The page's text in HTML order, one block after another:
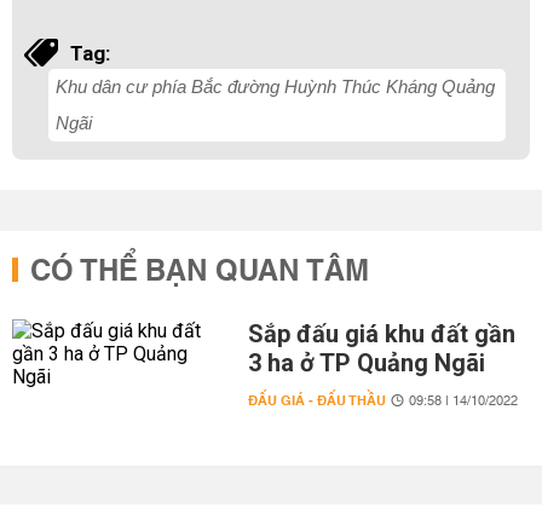
Tag:
Khu dân cư phía Bắc đường Huỳnh Thúc Kháng Quảng
Ngãi
CÓ THỂ BẠN QUAN TÂM
Sắp đấu giá khu đất gần
3 ha ở TP Quảng Ngãi
ĐẤU GIÁ - ĐẤU THẦU 09:58 | 14/10/2022